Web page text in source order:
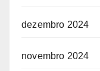
dezembro 2024
novembro 2024